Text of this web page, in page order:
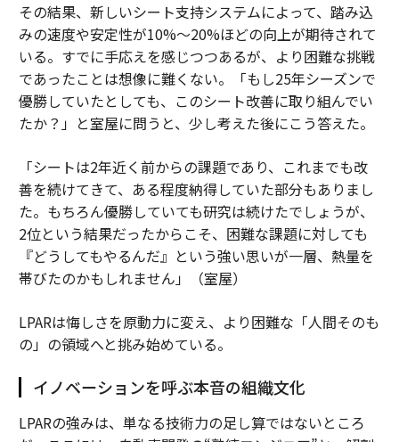
その結果、新しいシート支持システムによって、踏み込
みの速度や安定性が10%〜20%ほどの向上が期待されて
いる。すでに手応えを感じつつあるが、より困難な挑戦
であったことは想像に難くない。「もし25年シーズンで
優勝していたとしても、このシート改善に取り組んでい
たか？」と室屋に問うと、少し考えた後にこう答えた。
「シートは2年近く前からの課題であり、これまでも改
善を続けてきて、ある程度納得していた部分もありまし
た。もちろん優勝していても研究は続けたでしょうが、
2位という結果だったからこそ、困難な課題に対しても
『どうしてもやるんだ』という強い思いが一層、熱量を
帯びたのかもしれません」（室屋）
LPARは悔しさを原動力に変え、より困難な「人間そのも
の」の領域へと挑み始めている。
イノベーションを呼ぶ本音の組織文化
LPARの強みは、単なる技術力の足し算ではないところ